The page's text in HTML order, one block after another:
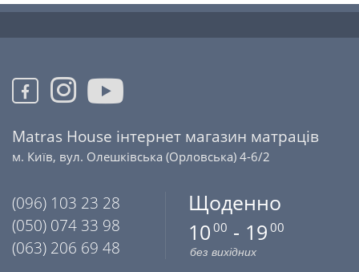
Matras House інтернет магазин матраців
м. Київ, вул. Олешківська (Орловська) 4-6/2
(096) 103 23 28
(050) 074 33 98
(063) 206 69 48
Щоденно
10 00 - 19 00
без вихідних